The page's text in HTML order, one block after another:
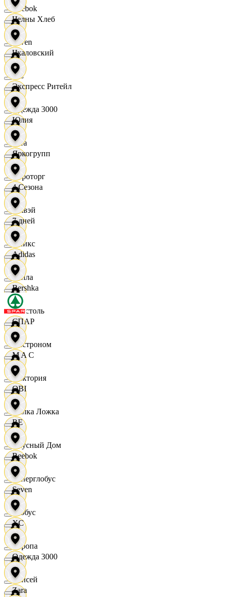
Reebok
Seven
XC
Одежда 3000
Zara
Агроторг
Амвэй
Аникс
Билла
Бристоль
Быстроном
Виктория
Вилка Ложка
Вкусный Дом
Гиперглобус
Глобус
Европа
Елисей
Челны Хлеб
Чкаловский
Экспресс Ритейл
Юлия
Яркогрупп
4 Сезона
7 дней
Adidas
Bershka
СПАР
M A C
OBI
RE
Reebok
Seven
XC
Одежда 3000
Zara